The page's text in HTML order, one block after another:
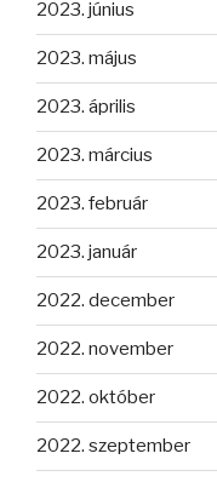
2023. június
2023. május
2023. április
2023. március
2023. február
2023. január
2022. december
2022. november
2022. október
2022. szeptember